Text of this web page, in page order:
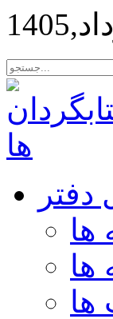
دفتر
ها
ها
ها